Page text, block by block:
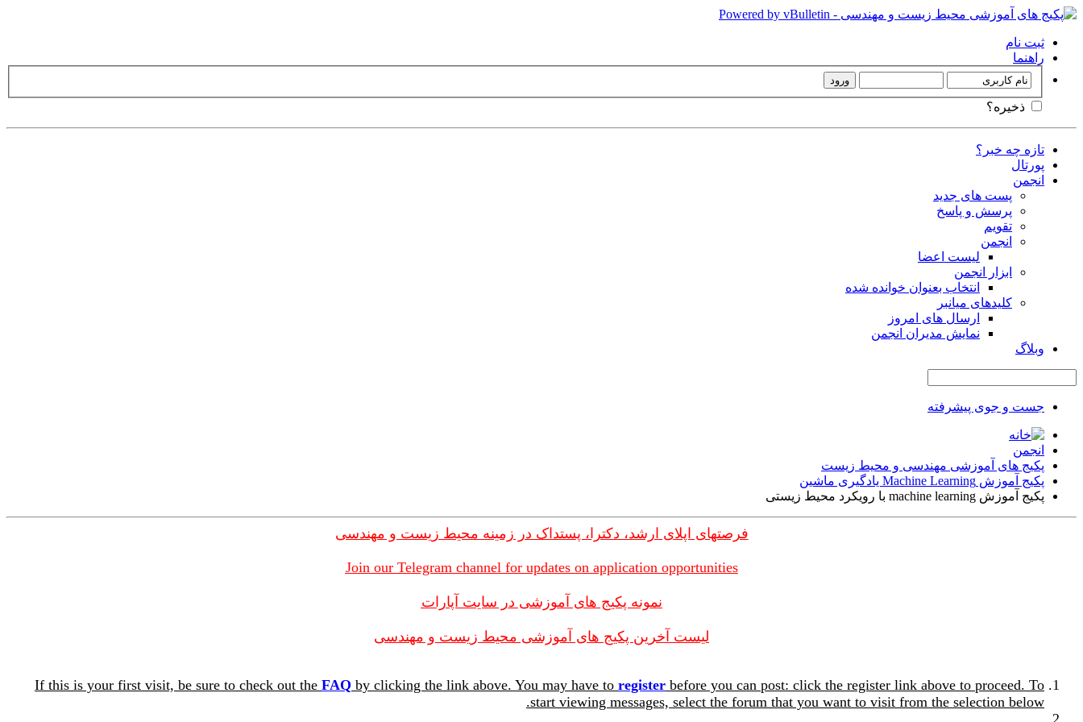
ثبت نام
راهنما
ذخیره؟
تازه چه خبر؟
پورتال
انجمن
پست های جدید
پرسش و پاسخ
تقویم
انجمن
لیست اعضا
ابزار انجمن
انتخاب بعنوان خوانده شده
کلیدهای میانبر
ارسال های امروز
نمایش مدیران انجمن
وبلاگ
جست و جوی پیشرفته
انجمن
پکیج های آموزشی مهندسی و محیط زیست
پکیج آموزش Machine Learning یادگیری ماشین
پکیج آموزش machine learning با رویکرد محیط زیستی
فرصتهای اپلای ارشد، دکترا، پستداک در زمینه محیط زیست و مهندسی
Join our Telegram channel for updates on application opportunities
نمونه پکیج های آموزشی در سایت آپارات
لیست آخرین پکیج های آموزشی محیط زیست و مهندسی
If this is your first visit, be sure to check out the FAQ by clicking the link above. You may have to register before you can post: click the register link above to proceed. To
start viewing messages, select the forum that you want to visit from the selection below.